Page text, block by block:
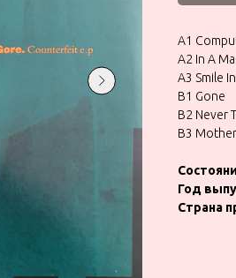
A1
A2 In A
A3 Smile
B1 Gone
B2 Never
B3
Год
Страна